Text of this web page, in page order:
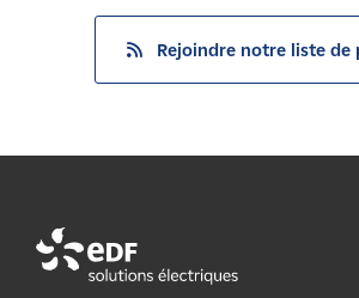
Rejoindre notre liste de